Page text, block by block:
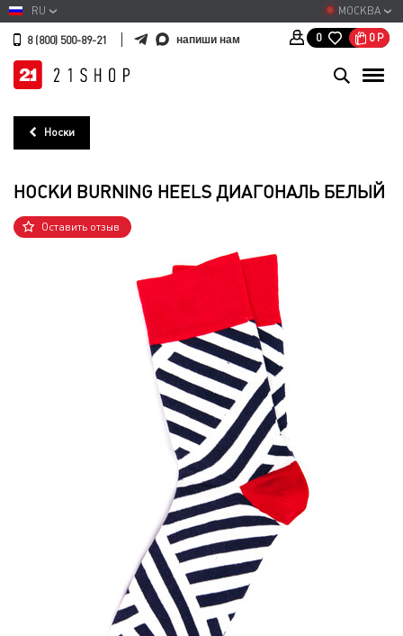
МОСКВА
RU
8 (800) 500-89-21 напиши нам 0 0 Р
Носки
НОСКИ BURNING HEELS ДИАГОНАЛЬ БЕЛЫЙ
Оставить отзыв